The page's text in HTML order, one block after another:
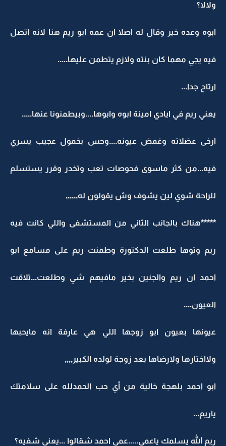
ولالا؟
ابوه وعده خير وقال له اصلا ان عمه ابو ريم هنا لانه اتصل
فيه يجي مهما كان بنته ولازم يتطمن عليها.....
ارتاح جدا...
يعني ريم في ايادي امينة ابوه وابوها....وبيطمنونا عنها.....
ارخى عضلاته وغمض عيونه....وحس بخمول عجيب يسري
فيه...من كثر ماسوى فحوصات تعب وتخدر وقرر يستسلم
للراحة شوي لين يشوف وش يقولون له,,,,,,
*****هناك بالجانب الثاني من المستشفى واللي كانت فيه
ريم وتوها طلعت الدكتورة وطمنت ريم على مسامع ابو
احمد ان ريم والجنين بخير مافيهم شي وطلعت...تلاقت
العيون....
عيونها بعيون ابو زوجها اللي هي عارفة انه مايحبها
ولااختارها ولارضاها بعد زوجة لولده الكبير,,,,
ابو احمد بلهجة خالية من أي حب الحمدلله على سلامتك
ياريم...
ريم الله يسلمك ياعمي.....عمي احمد شقالوا ...يعني شفيه؟